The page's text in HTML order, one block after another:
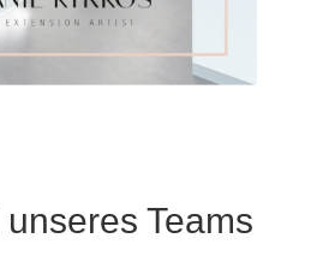
Teams